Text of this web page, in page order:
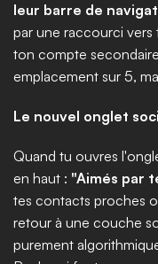
leur barre de
par une raccourci
ton compte
emplacement sur 5,
Le nouvel onglet
Quand tu ouvres
en haut : "Aimés par
tes contacts proches
retour à une couche
purement